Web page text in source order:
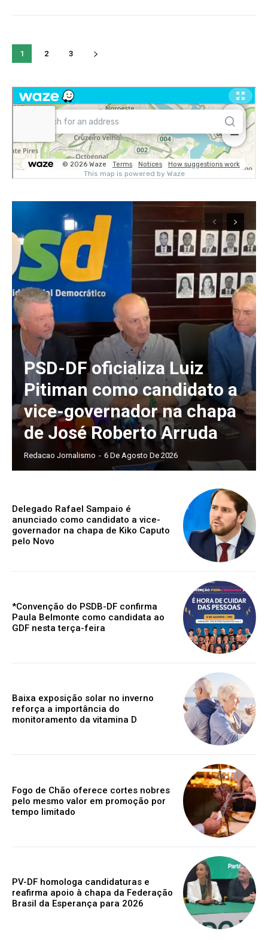
1 2 3
PSD-DF oficializa Luiz
Pitiman como candidato a
vice-governador na chapa
de José Roberto Arruda
Redacao Jornalismo - 6 De Agosto De 2026
Delegado Rafael Sampaio é
anunciado como candidato a vice-
governador na chapa de Kiko Caputo
pelo Novo
*Convenção do PSDB-DF confirma
Paula Belmonte como candidata ao
GDF nesta terça-feira
Baixa exposição solar no inverno
reforça a importância do
monitoramento da vitamina D
Fogo de Chão oferece cortes nobres
pelo mesmo valor em promoção por
tempo limitado
PV-DF homologa candidaturas e
reafirma apoio à chapa da Federação
Brasil da Esperança para 2026